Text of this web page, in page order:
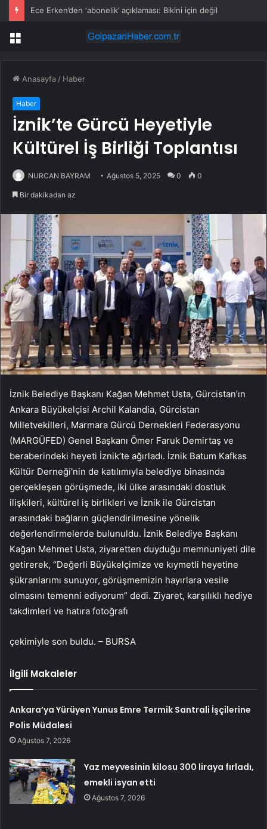
Ece Erken’den ‘abonelik’ açıklaması: Bikini için değil
Menü
Anasayfa / Haber
Haber
İznik’te Gürcü Heyetiyle
Kültürel İş Birliği Toplantısı
NURCAN BAYRAM Ağustos 5, 2025 0 0
Bir dakikadan az
İznik Belediye Başkanı Kağan Mehmet Usta, Gürcistan’ın
Ankara Büyükelçisi Archil Kalandia, Gürcistan
Milletvekilleri, Marmara Gürcü Dernekleri Federasyonu
(MARGÜFED) Genel Başkanı Ömer Faruk Demirtaş ve
beraberindeki heyeti İznik’te ağırladı. İznik Batum Kafkas
Kültür Derneği’nin de katılımıyla belediye binasında
gerçekleşen görüşmede, iki ülke arasındaki dostluk
ilişkileri, kültürel iş birlikleri ve İznik ile Gürcistan
arasındaki bağların güçlendirilmesine yönelik
değerlendirmelerde bulunuldu. İznik Belediye Başkanı
Kağan Mehmet Usta, ziyaretten duyduğu memnuniyeti dile
getirerek, “Değerli Büyükelçimize ve kıymetli heyetine
şükranlarımı sunuyor, görüşmemizin hayırlara vesile
olmasını temenni ediyorum” dedi. Ziyaret, karşılıklı hediye
takdimleri ve hatıra fotoğrafı
çekimiyle son buldu. – BURSA
İlgili Makaleler
Ankara’ya Yürüyen Yunus Emre Termik Santrali İşçilerine
Polis Müdalesi
Ağustos 7, 2026
Yaz meyvesinin kilosu 300 liraya fırladı,
emekli isyan etti
Ağustos 7, 2026